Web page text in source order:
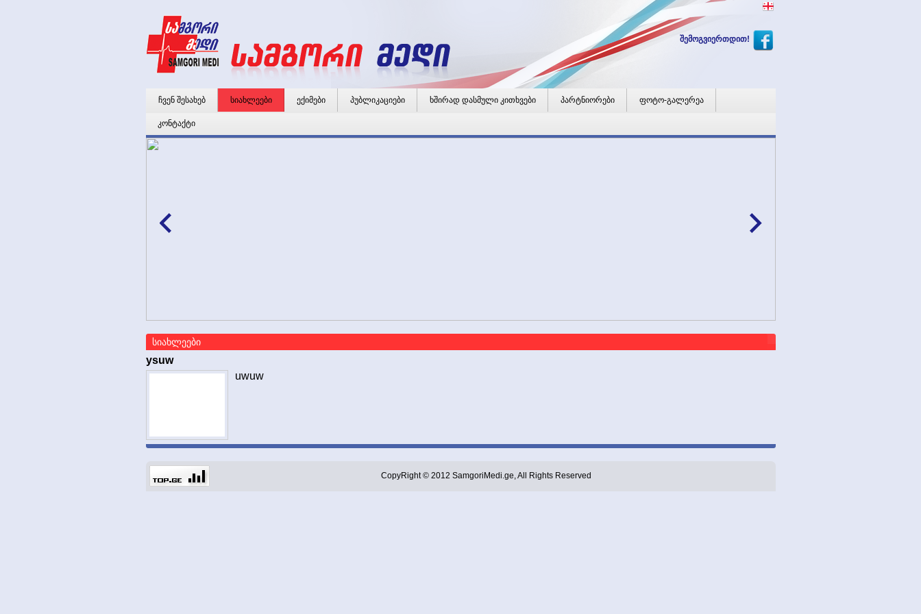
შემოგვიერთდით!
ჩვენ შესახებ სიახლეები ექიმები პუბლიკაციები ხშირად დასმული კითხვები პარტნიორები ფოტო-გალერეა
კონტაქტი
სიახლეები
ysuw
uwuw
CopyRight © 2012 SamgoriMedi.ge, All Rights Reserved